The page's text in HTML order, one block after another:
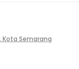
Kota Semarang